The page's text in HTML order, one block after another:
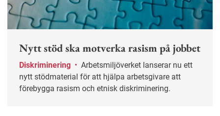
Nytt stöd ska motverka rasism på jobbet
Diskriminering •
nytt stödmaterial för att hjälpa arbetsgivare att
förebygga rasism och etnisk diskriminering.